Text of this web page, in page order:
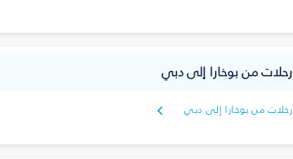
رحلات من بوخارا إلى دبي
رحلات من بوخارا إلى دبي